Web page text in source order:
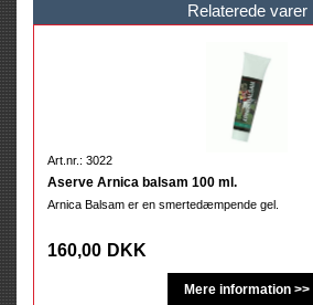
Relaterede varer
Art.nr.: 3022
Aserve Arnica balsam 100 ml.
Arnica Balsam er en smertedæmpende gel.
160,00 DKK